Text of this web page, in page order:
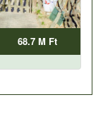
68.7 M Ft